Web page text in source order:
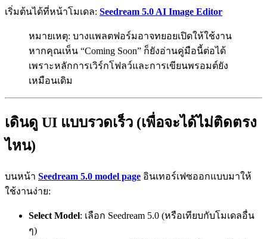
เริ่มต้นได้ที่หน้าโมเดล: Seedream 5.0 AI Image Editor
หมายเหตุ: บางแพลตฟอร์มอาจทยอยเปิดให้ใช้งาน
หากคุณเห็น “Coming Soon” ก็ยังอ่านคู่มือนี้ต่อได้
เพราะหลักการเวิร์กโฟลว์และการเขียนพรอมต์ยัง
เหมือนเดิม
เดินดู UI แบบรวดเร็ว (เพื่อจะได้ไม่ติดตรง
ไหน)
บนหน้า Seedream 5.0 model page อินเทอร์เฟซออกแบบมาให้
ใช้งานง่าย:
Select Model: เลือก Seedream 5.0 (หรือเทียบกับโมเดลอื่น
ๆ)